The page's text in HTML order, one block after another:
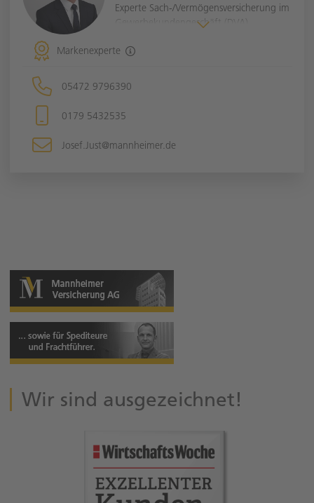
Experte Sach-/Vermögensversicherung im
Gewerbekundengeschäft (DVA)
Ich bin Ihr kompetenter Ansprechpartner
und gewerblichen Bereich.
Markenspezialist für:
Markenexperte
05472 9796390
0179 5432535
Josef.Just@mannheimer.de
Wir sind ausgezeichnet!